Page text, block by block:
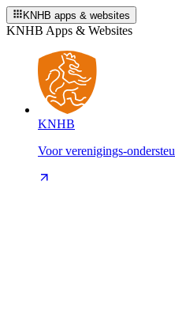
KNHB apps & websites
KNHB Apps & Websites
KNHB
Voor verenigings-